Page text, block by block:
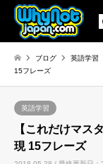
ブログ 英語学習
15フレーズ
英語学習
【これだけマス
現 15フレーズ